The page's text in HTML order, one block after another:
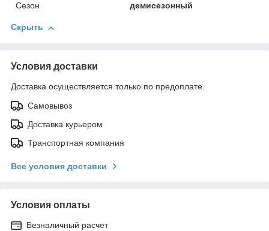
Сезон
демисезонный
Скрыть
Условия доставки
Доставка осуществляется только по предоплате.
Самовывоз
Доставка курьером
Транспортная компания
Все условия доставки
Условия оплаты
Безналичный расчет